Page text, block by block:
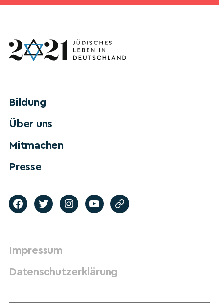
Bildung
Über uns
Mitmachen
Presse
Impressum
Datenschutzerklärung